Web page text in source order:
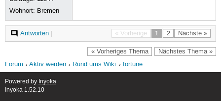
Wohnort: Bremen
« Vorherige 1 2 Nächste »
Antworten|
« Vorheriges Thema Nächstes Thema »
Forum Aktiv werden Rund ums Wiki fortune
Powered by Inyoka
Inyoka 1.52.10